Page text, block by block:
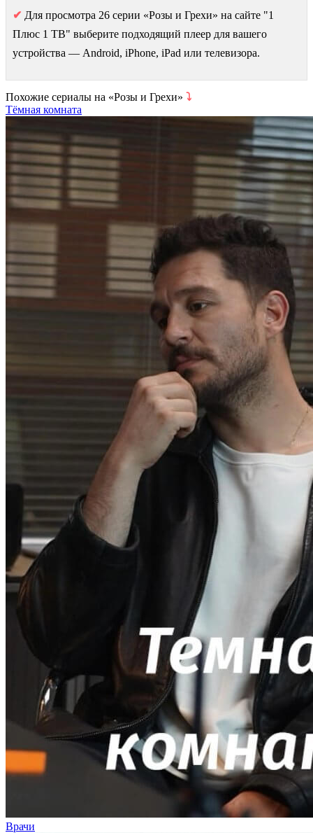
✔ Для просмотра 26 серии «Розы и Грехи» на сайте "1
Плюс 1 ТВ" выберите подходящий плеер для вашего
устройства — Android, iPhone, iPad или телевизора.
Похожие сериалы на «Розы и Грехи» ⤵
Тёмная комната
Врачи